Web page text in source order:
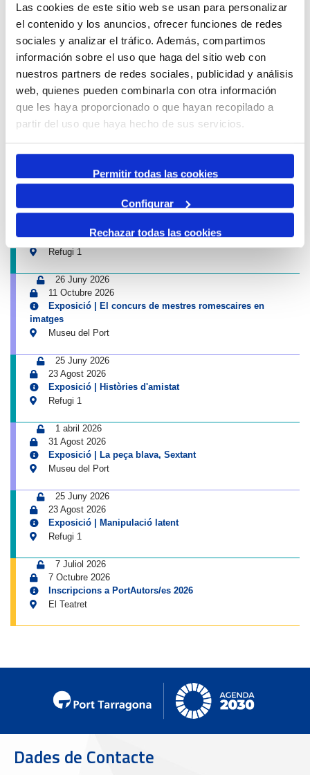
Las cookies de este sitio web se usan para personalizar
el contenido y los anuncios, ofrecer funciones de redes
sociales y analizar el tráfico. Además, compartimos
información sobre el uso que haga del sitio web con
nuestros partners de redes sociales, publicidad y análisis
web, quienes pueden combinarla con otra información
que les haya proporcionado o que hayan recopilado a
partir del uso que haya hecho de sus servicios.
Permitir todas las cookies
Configurar
Rechazar todas las cookies
Avís de circulació
13 Agost 2026
16:00-01:00
Tancament accés Km 0| Eclipsi solar
Km 0
Propers esdeveniments Port i Ciutat
4 Juliol 2026
13 Setembre 2026
Exposició | Biennal d'Art contemporani gastronòmic de
Tinglado 2
10 Juliol 2026
Exposició | Boscos. Cartografies del temps i del gest
Refugi 1
26 Juny 2026
11 Octubre 2026
Exposició | El concurs de mestres romescaires en
imatges
Museu del Port
25 Juny 2026
23 Agost 2026
Exposició | Històries d'amistat
Refugi 1
1 abril 2026
31 Agost 2026
Exposició | La peça blava, Sextant
Museu del Port
25 Juny 2026
23 Agost 2026
Exposició | Manipulació latent
Refugi 1
7 Juliol 2026
7 Octubre 2026
Inscripcions a PortAutors/es 2026
El Teatret
Dades de Contacte